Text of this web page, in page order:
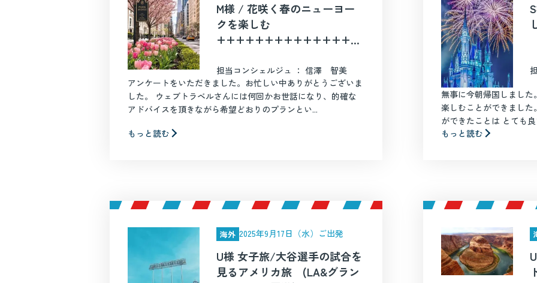
M様 / 花咲く春のニューヨー
クを楽しむ
+++++++++++++++
担当コンシェルジュ ： 信澤 智美
アンケートをいただきました。お忙しい中ありがとうございま
した。 ウェブトラベルさんには何回かお世話になり、的確な
アドバイスを頂きながら希望どおりのプランとい...
もっと読む
無事に今朝帰国しまし
楽しむことができまし
ができたことは とても
もっと読む
海外 2025年9月17日（水）ご出発
U様 女子旅/大谷選手の試合を
見るアメリカ旅 (LA&グラン